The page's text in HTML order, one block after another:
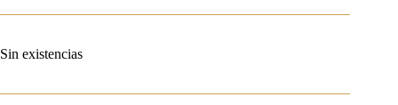
Sin existencias